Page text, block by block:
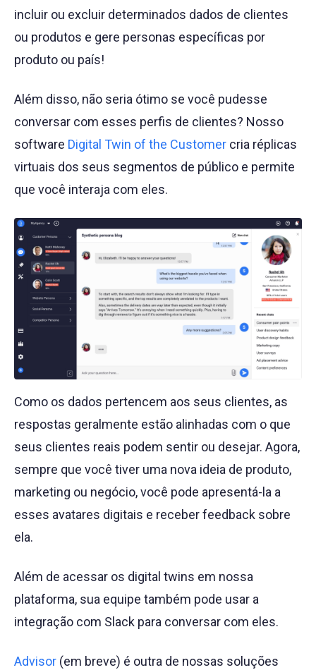
incluir ou excluir determinados dados de clientes
ou produtos e gere personas específicas por
produto ou país!
Além disso, não seria ótimo se você pudesse
conversar com esses perfis de clientes? Nosso
software Digital Twin of the Customer cria réplicas
virtuais dos seus segmentos de público e permite
que você interaja com eles.
Como os dados pertencem aos seus clientes, as
respostas geralmente estão alinhadas com o que
seus clientes reais podem sentir ou desejar. Agora,
sempre que você tiver uma nova ideia de produto,
marketing ou negócio, você pode apresentá-la a
esses avatares digitais e receber feedback sobre
ela.
Além de acessar os digital twins em nossa
plataforma, sua equipe também pode usar a
integração com Slack para conversar com eles.
Advisor (em breve) é outra de nossas soluções